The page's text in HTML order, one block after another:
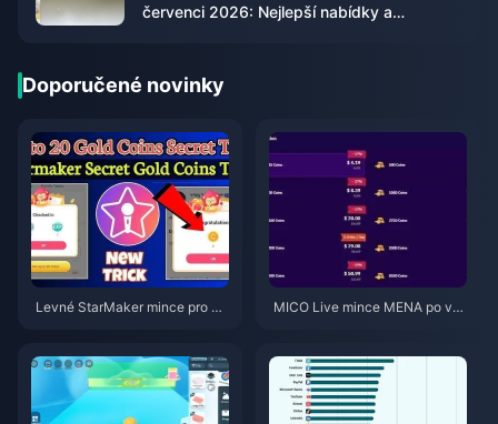
červenci 2026: Nejlepší nabídky a
Doporučené novinky
Levné StarMaker mince pro ko
MICO Live mince MENA po ver